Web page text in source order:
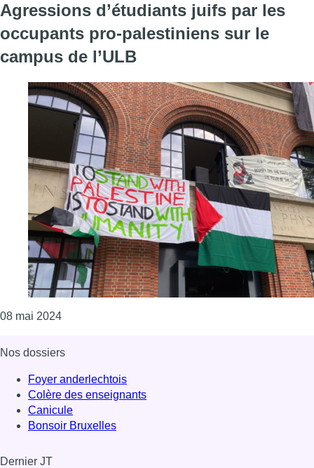
Agressions d’étudiants juifs par les
occupants pro-palestiniens sur le
campus de l’ULB
08 mai 2024Consulter l'article "Agressions d’étudiants juifs
Nos dossiers
Foyer anderlechtois
Colère des enseignants
Canicule
Bonsoir Bruxelles
Dernier JT